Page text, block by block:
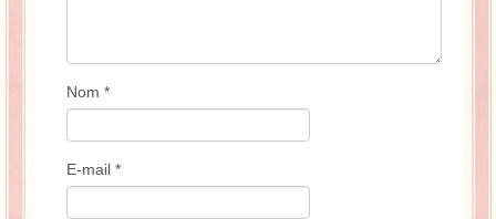
Nom *
E-mail *